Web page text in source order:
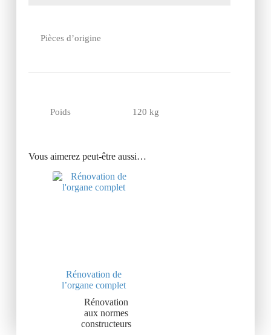
Pièces d’origine
Poids 120 kg
Vous aimerez peut-être aussi…
Rénovation de
l’organe complet
Rénovation
aux normes
constructeurs